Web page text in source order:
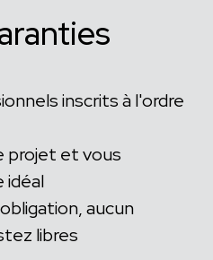
inscrits à l'ordre
projet et vous
idéal
aucun
libres